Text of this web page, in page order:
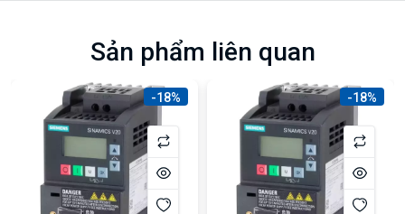
Sản phẩm liên quan
-18% -18%